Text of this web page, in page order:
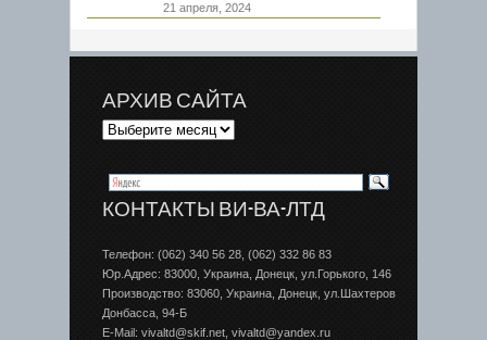
21 апреля, 2024
АРХИВ САЙТА
КОНТАКТЫ ВИ-ВА-ЛТД
Телефон: (062) 340 56 28, (062) 332 86 83
Юр.Адрес: 83000, Украина, Донецк, ул.Горького, 146
Производство: 83060, Украина, Донецк, ул.Шахтеров
Донбаcса, 94-Б
E-Mail: vivaltd@skif.net, vivaltd@yandex.ru